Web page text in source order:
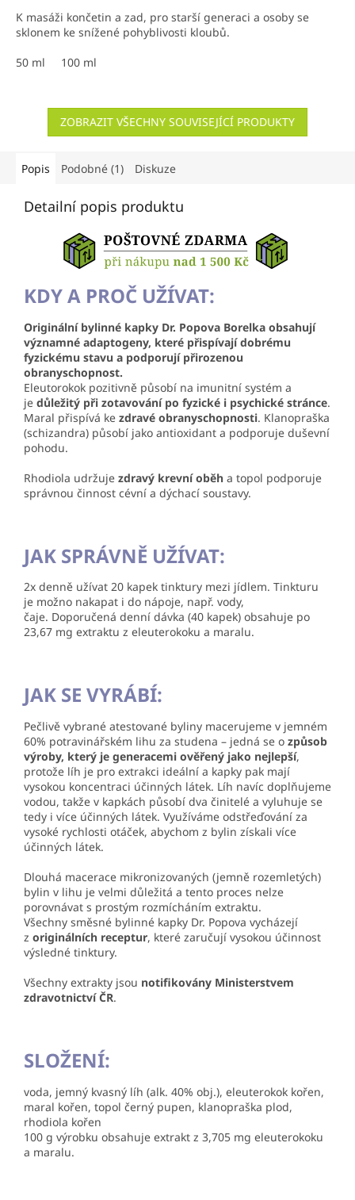
K masáži končetin a zad, pro starší generaci a osoby se
sklonem ke snížené pohyblivosti kloubů.
50 ml
100 ml
ZOBRAZIT VŠECHNY SOUVISEJÍCÍ PRODUKTY
Popis Podobné (1) Diskuze
Detailní popis produktu
KDY A PROČ UŽÍVAT:
Originální bylinné kapky Dr. Popova Borelka obsahují
významné adaptogeny, které přispívají dobrému
fyzickému stavu a podporují přirozenou
obranyschopnost.
Eleutorokok pozitivně působí na imunitní systém a
je důležitý při zotavování po fyzické i psychické stránce.
Maral přispívá ke zdravé obranyschopnosti. Klanopraška
(schizandra) působí jako antioxidant a podporuje duševní
pohodu.
Rhodiola udržuje zdravý krevní oběh a topol podporuje
správnou činnost cévní a dýchací soustavy.
JAK SPRÁVNĚ UŽÍVAT:
2x denně užívat 20 kapek tinktury mezi jídlem. Tinkturu
je možno nakapat i do nápoje, např. vody,
čaje. Doporučená denní dávka (40 kapek) obsahuje po
23,67 mg extraktu z eleuterokoku a maralu.
JAK SE VYRÁBÍ:
Pečlivě vybrané atestované byliny macerujeme v jemném
60% potravinářském lihu za studena – jedná se o způsob
výroby, který je generacemi ověřený jako nejlepší,
protože líh je pro extrakci ideální a kapky pak mají
vysokou koncentraci účinných látek. Líh navíc doplňujeme
vodou, takže v kapkách působí dva činitelé a vyluhuje se
tedy i více účinných látek. Využíváme odstřeďování za
vysoké rychlosti otáček, abychom z bylin získali více
účinných látek.
Dlouhá macerace mikronizovaných (jemně rozemletých)
bylin v lihu je velmi důležitá a tento proces nelze
porovnávat s prostým rozmícháním extraktu.
Všechny směsné bylinné kapky Dr. Popova vycházejí
z originálních receptur, které zaručují vysokou účinnost
výsledné tinktury.
Všechny extrakty jsou notifikovány Ministerstvem
zdravotnictví ČR.
SLOŽENÍ:
voda, jemný kvasný líh (alk. 40% obj.), eleuterokok kořen,
maral kořen, topol černý pupen, klanopraška plod,
rhodiola kořen
100 g výrobku obsahuje extrakt z 3,705 mg eleuterokoku
a maralu.